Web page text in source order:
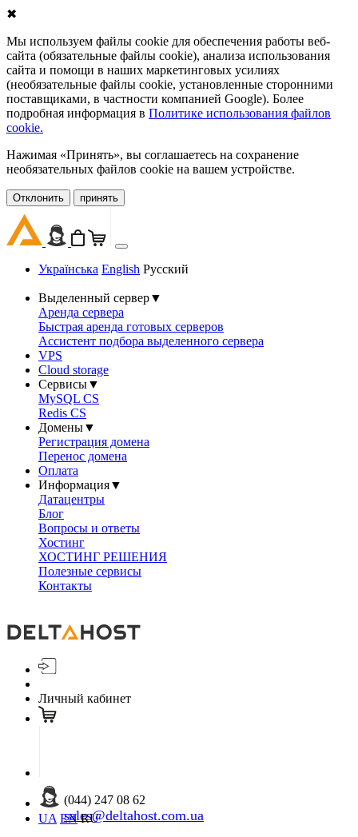
✖
Мы используем файлы cookie для обеспечения работы веб-
сайта (обязательные файлы cookie), анализа использования
сайта и помощи в наших маркетинговых усилиях
(необязательные файлы cookie, установленные сторонними
поставщиками, в частности компанией Google). Более
подробная информация в Политике использования файлов
cookie.
Нажимая «Принять», вы соглашаетесь на сохранение
необязательных файлов cookie на вашем устройстве.
Oтклонить принять
Українська English Русский
Выделенный сервер▼
Аренда сервера
Быстрая аренда готовых серверов
Ассистент подбора выделенного сервера
VPS
Cloud storage
Сервисы▼
MySQL CS
Redis CS
Домены▼
Регистрация домена
Перенос домена
Оплата
Информация▼
Датацентры
Блог
Вопросы и ответы
Хостинг
ХОСТИНГ РЕШЕНИЯ
Полезные сервисы
Контакты
Личный кабинет
(044) 247 08 62
sales@deltahost.com.ua
UA EN RU